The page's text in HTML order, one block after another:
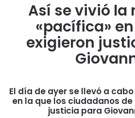
Así se vivió la
«pacífica»
exigieron
El día de ayer se llevó a
en la que los ciudadanos
justicia para